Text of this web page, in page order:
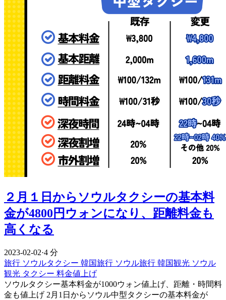
２月１日からソウルタクシーの基本料
金が4800円ウォンになり、距離料金も
高くなる
2023-02-02·4 分
旅行 ソウルタクシー 韓国旅行 ソウル旅行 韓国観光 ソウル
観光 タクシー 料金値上げ
ソウルタクシー基本料金が1000ウォン値上げ、距離・時間料
金も値上げ 2月1日からソウル中型タクシーの基本料金が